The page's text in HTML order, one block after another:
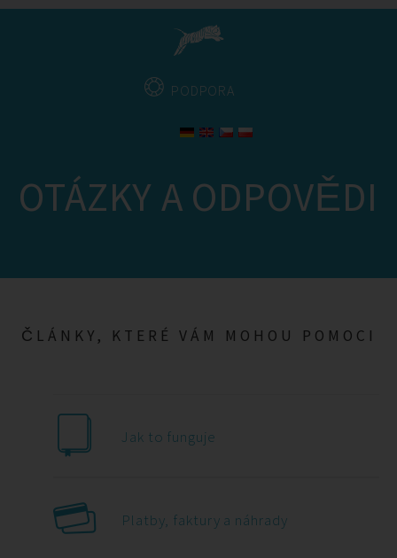
PODPORA
OTÁZKY A ODPOVĚDI
ČLÁNKY, KTERÉ VÁM MOHOU POMOCI
Jak to funguje
Platby, faktury a náhrady